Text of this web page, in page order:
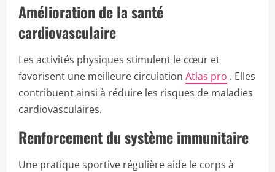
Amélioration de la santé
cardiovasculaire
Les activités physiques stimulent le cœur et
favorisent une meilleure circulation Atlas pro . Elles
contribuent ainsi à réduire les risques de maladies
cardiovasculaires.
Renforcement du système immunitaire
Une pratique sportive régulière aide le corps à